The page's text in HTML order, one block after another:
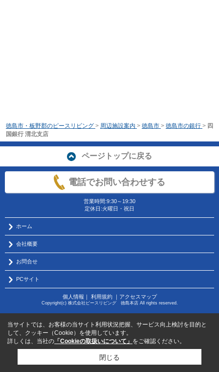
徳島市・板野郡のピースリビング > 周辺施設案内 > 徳島市 > 徳島市の銀行 > 四
国銀行 渭北支店
ページトップに戻る
電話でお問い合わせする
営業時間:9:30～19:30
定休日:火曜日・祝日
ホーム
会社概要
お問合せ
PCサイト
個人情報 ｜ 利用規約｜ アクセスマップ
Copyright(c) 株式会社ピースリビング 徳島本店 All rights reserved.
当サイトでは、お客様の当サイト利用状況把握、サービス向上検討を目的と
して、クッキー（Cookie）を使用しています。
詳しくは、当社の 「Cookieの取扱いについて」 をご確認ください。
閉じる